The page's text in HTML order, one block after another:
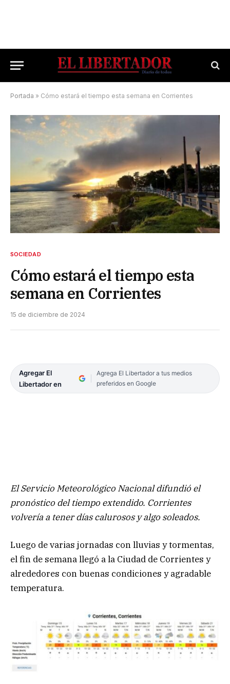
Portada » Cómo estará el tiempo esta semana en Corrientes
SOCIEDAD
Cómo estará el tiempo esta
semana en Corrientes
15 de diciembre de 2024
Agregar El
Libertador en
Agrega El Libertador a tus medios
preferidos en Google
El Servicio Meteorológico Nacional difundió el
pronóstico del tiempo extendido. Corrientes
volvería a tener días calurosos y algo soleados.
Luego de varias jornadas con lluvias y tormentas,
el fin de semana llegó a la Ciudad de Corrientes y
alrededores con buenas condiciones y agradable
temperatura.